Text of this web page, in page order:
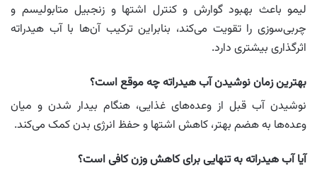
لیمو باعث بهبود گوارش و کنترل اشتها و زنجبیل متابولیسم و
چربی‌سوزی را تقویت می‌کند، بنابراین ترکیب آن‌ها با آب هیدراته
اثرگذاری بیشتری دارد.
بهترین زمان نوشیدن آب هیدراته چه موقع است؟
نوشیدن آب قبل از وعده‌های غذایی، هنگام بیدار شدن و میان
وعده‌ها به هضم بهتر، کاهش اشتها و حفظ انرژی بدن کمک می‌کند.
آیا آب هیدراته به تنهایی برای کاهش وزن کافی است؟